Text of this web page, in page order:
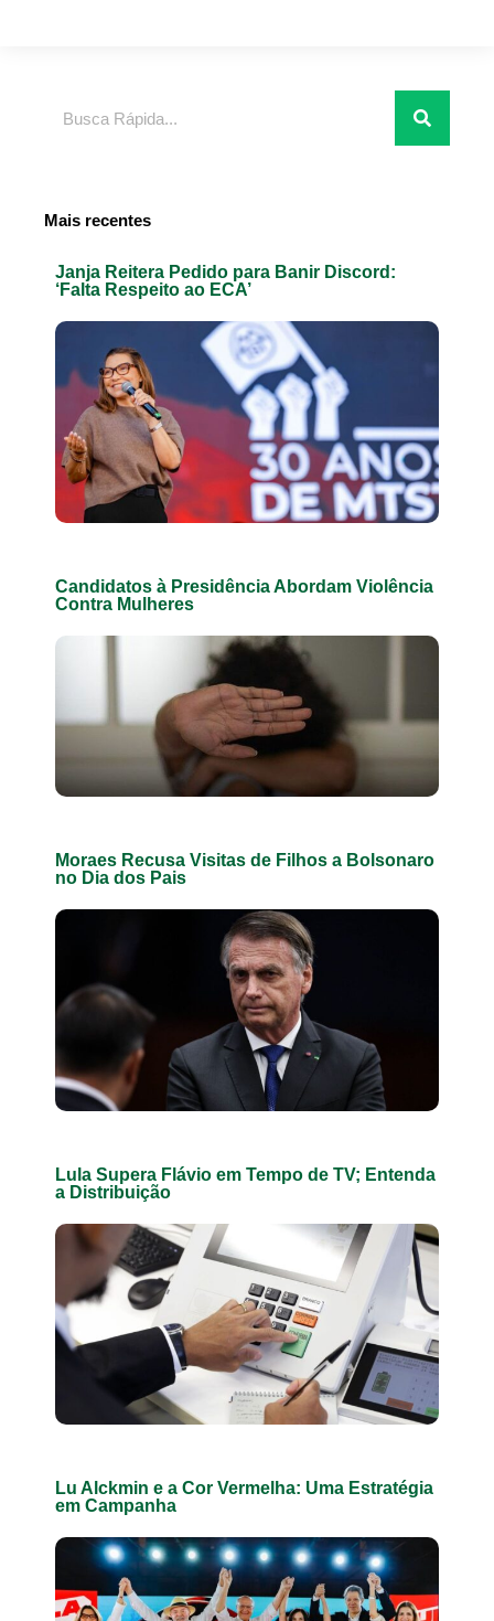
Mais recentes
Janja Reitera Pedido para Banir Discord:
‘Falta Respeito ao ECA’
Candidatos à Presidência Abordam Violência
Contra Mulheres
Moraes Recusa Visitas de Filhos a Bolsonaro
no Dia dos Pais
Lula Supera Flávio em Tempo de TV; Entenda
a Distribuição
Lu Alckmin e a Cor Vermelha: Uma Estratégia
em Campanha